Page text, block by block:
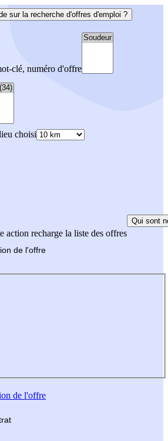
sur la recherche d'offres d'emploi ?
clé, numéro d'offre
choisi
action recharge la liste des offres
Qui sont
de l'offre
de l'offre